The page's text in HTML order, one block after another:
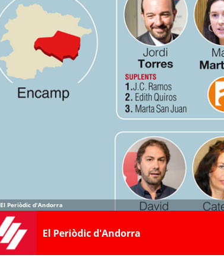
El Periòdic d'Andorra
El Periòdic d'Andorra